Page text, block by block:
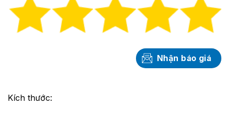
Nhận báo giá
Kích thước: